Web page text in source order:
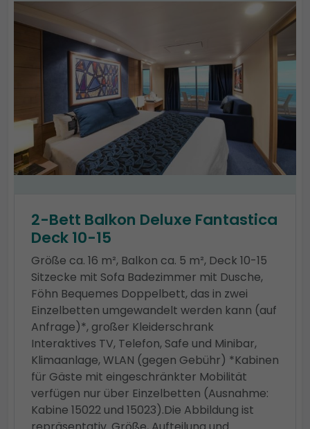
2-Bett Balkon Deluxe Fantastica
Deck 10-15
Größe ca. 16 m², Balkon ca. 5 m², Deck 10-15
Sitzecke mit Sofa Badezimmer mit Dusche,
Föhn Bequemes Doppelbett, das in zwei
Einzelbetten umgewandelt werden kann (auf
Anfrage)*, großer Kleiderschrank
Interaktives TV, Telefon, Safe und Minibar,
Klimaanlage, WLAN (gegen Gebühr) *Kabinen
für Gäste mit eingeschränkter Mobilität
verfügen nur über Einzelbetten (Ausnahme:
Kabine 15022 und 15023).Die Abbildung ist